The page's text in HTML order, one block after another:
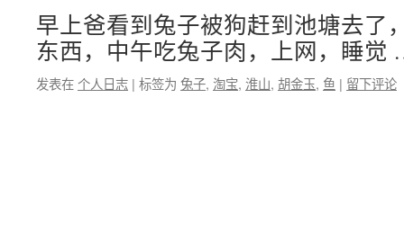
早上爸看到兔子被狗赶到池塘去了
东西，中午吃兔子肉，上网，睡
发表在个人日志 | 标签为 兔子, 淘宝, 淮山, 胡金玉, 鱼 | 留下评论